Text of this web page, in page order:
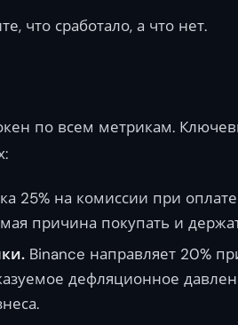
что сработало, а что нет.
по всем метрикам.
25% на комиссии при оплате
причина покупать и
Binance направляет 20%
дефляционное